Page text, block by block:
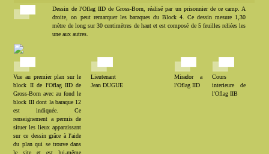
Dessin de l'Oflag IID de Gross-Born, réalisé par un prisonnier de ce camp. A
droite, on peut remarquer les baraques du Block 4. Ce dessin mesure 1,30
mètre de long sur 30 centimètres de haut et est composé de 5 feuilles reliées les
une aux autres.
Vue au premier plan sur le
block II de l'Oflag IID de
Gross-Born avec au fond le
block III dont la baraque 12
est indiquée. Ce
renseignement a permis de
situer les lieux apparaissant
sur ce dessin grâce à l'aide
du plan qui se trouve dans
le site et est lui-même
Lieutenant
Jean DUGUE
Mirador a
l'Oflag IID
Cours
interieure de
l'Oflag IIB